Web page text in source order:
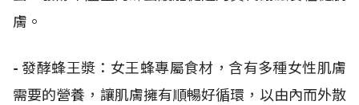
膚。
-發酵蜂王漿：女王蜂專屬食材，含有多種女性肌膚
需要的營養，讓肌膚擁有順暢好循環，以由內而外散